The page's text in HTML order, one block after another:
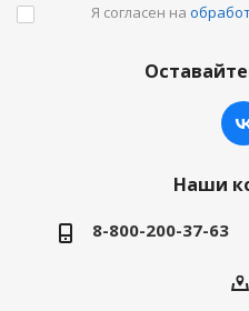
Я согласен на
Наши
8-800-200-37-63